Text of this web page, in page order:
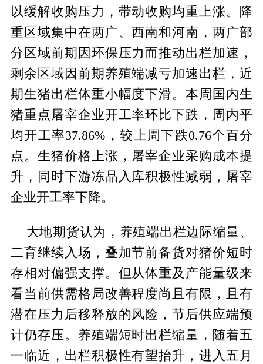
以缓解收购压力，带动收购均重上涨。降
重区域集中在两广、西南和河南，两广部
分区域前期因环保压力而推动出栏加速，
剩余区域因前期养殖端减亏加速出栏，近
期生猪出栏体重小幅度下滑。本周国内生
猪重点屠宰企业开工率环比下跌，周内平
均开工率37.86%，较上周下跌0.76个百分
点。生猪价格上涨，屠宰企业采购成本提
升，同时下游冻品入库积极性减弱，屠宰
企业开工率下降。
大地期货认为，养殖端出栏边际缩量、
二育继续入场，叠加节前备货对猪价短时
存相对偏强支撑。但从体重及产能量级来
看当前供需格局改善程度尚且有限，且有
潜在压力后移释放的风险，节后供应端预
计仍存压。养殖端短时出栏缩量，随着五
一临近，出栏积极性有望抬升，进入五月